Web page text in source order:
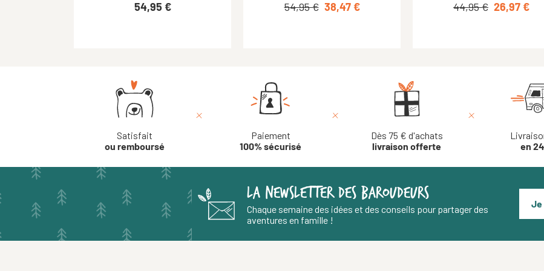
54,95 € 54,00 € 43,20 € 0,00 €
54,95 € 44,95 € 22,48 € 39,00 €
54,95 € 38,47 € 44,95 € 26,97 €
Satisfait
ou remboursé
Paiement
100% sécurisé
Dès 75 € d'achats
livraison offerte
en
LA NEWSLETTER DES BAROUDEURS
Chaque semaine des idées et des conseils pour partager des
aventures en famille !
Je